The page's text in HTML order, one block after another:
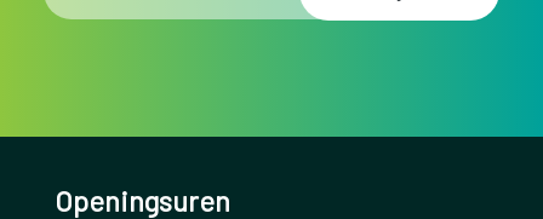
Openingsuren